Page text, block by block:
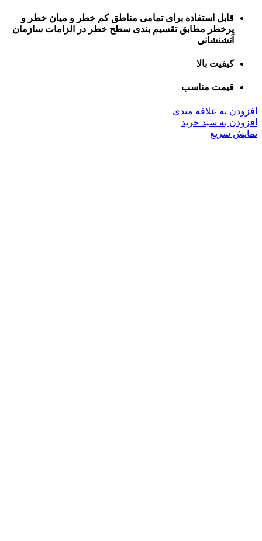
قابل استفاده برای تمامی مناطق کم خطر و میان خطر و
پرخطر مطابق تقسیم بندی سطح خطر در الزامات سازمان
آتشنشانی
کیفیت بالا
قیمت مناسب
افزودن به علاقه مندی
افزودن به سبد خرید
نمایش سریع